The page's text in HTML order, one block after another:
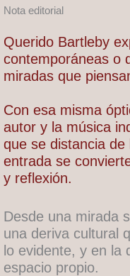
Nota editorial
Querido Bartleby
contemporáneas o
miradas que
Con esa misma
autor y la música
que se distancia
entrada se
y reflexión.
Desde una mirada
una deriva cultural
lo evidente, y en la
espacio propio.